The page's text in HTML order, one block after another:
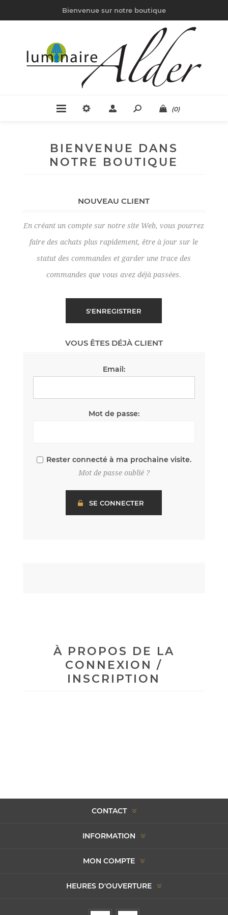
Bienvenue sur notre boutique
(0)
BIENVENUE DANS
NOTRE BOUTIQUE
NOUVEAU CLIENT
En créant un compte sur notre site Web, vous pourrez
faire des achats plus rapidement, être à jour sur le
statut des commandes et garder une trace des
commandes que vous avez déjà passées.
VOUS ÊTES DÉJÀ CLIENT
Email:
Mot de passe:
Rester connecté à ma prochaine visite.
Mot de passe oublié ?
À PROPOS DE LA
CONNEXION /
INSCRIPTION
CONTACT
INFORMATION
MON COMPTE
HEURES D'OUVERTURE